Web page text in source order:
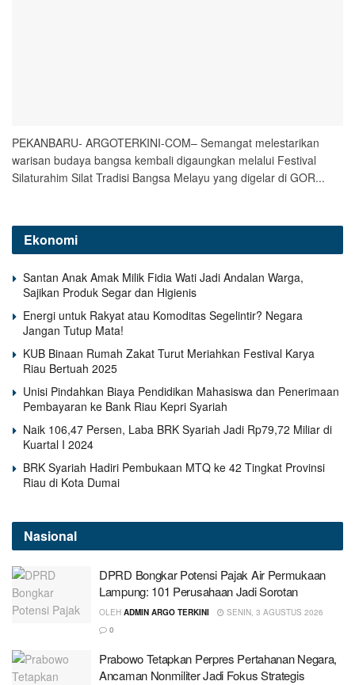
PEKANBARU- ARGOTERKINI-COM– Semangat melestarikan
warisan budaya bangsa kembali digaungkan melalui Festival
Silaturahim Silat Tradisi Bangsa Melayu yang digelar di GOR...
Ekonomi
Santan Anak Amak Milik Fidia Wati Jadi Andalan Warga,
Sajikan Produk Segar dan Higienis
Energi untuk Rakyat atau Komoditas Segelintir? Negara
Jangan Tutup Mata!
KUB Binaan Rumah Zakat Turut Meriahkan Festival Karya
Riau Bertuah 2025
Unisi Pindahkan Biaya Pendidikan Mahasiswa dan Penerimaan
Pembayaran ke Bank Riau Kepri Syariah
Naik 106,47 Persen, Laba BRK Syariah Jadi Rp79,72 Miliar di
Kuartal I 2024
BRK Syariah Hadiri Pembukaan MTQ ke 42 Tingkat Provinsi
Riau di Kota Dumai
Nasional
DPRD Bongkar Potensi Pajak Air Permukaan
Lampung: 101 Perusahaan Jadi Sorotan
OLEH ADMIN ARGO TERKINI
SENIN, 3 AGUSTUS 2026
0
Prabowo Tetapkan Perpres Pertahanan Negara,
Ancaman Nonmiliter Jadi Fokus Strategis